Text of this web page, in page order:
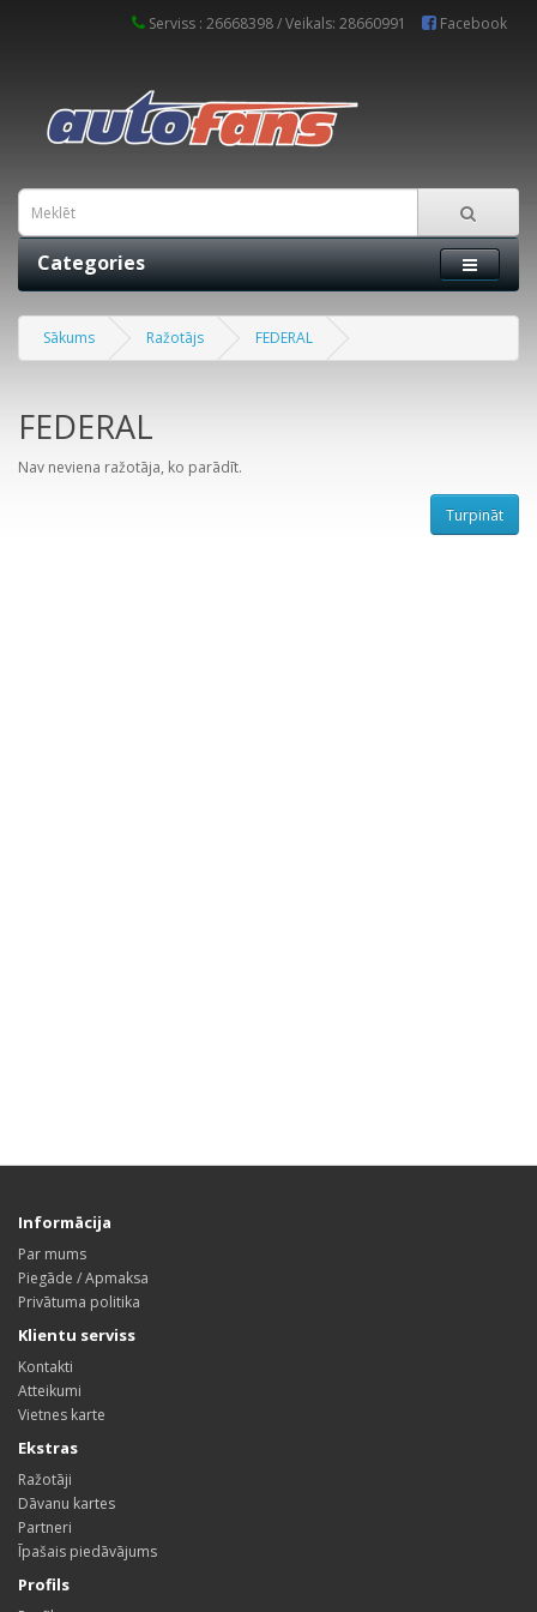
Serviss : 26668398 / Veikals: 28660991 Facebook
Categories
Sākums Ražotājs FEDERAL
FEDERAL
Nav neviena ražotāja, ko parādīt.
Turpināt
Informācija
Par mums
Piegāde / Apmaksa
Privātuma politika
Klientu serviss
Kontakti
Atteikumi
Vietnes karte
Ekstras
Ražotāji
Dāvanu kartes
Partneri
Īpašais piedāvājums
Profils